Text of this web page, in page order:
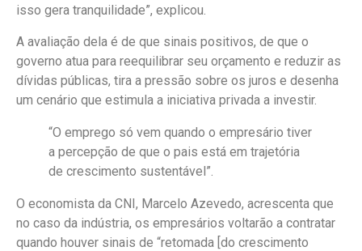
isso gera tranquilidade”, explicou.
A avaliação dela é de que sinais positivos, de que o
governo atua para reequilibrar seu orçamento e reduzir as
dívidas públicas, tira a pressão sobre os juros e desenha
um cenário que estimula a iniciativa privada a investir.
“O emprego só vem quando o empresário tiver
a percepção de que o pais está em trajetória
de crescimento sustentável”.
O economista da CNI, Marcelo Azevedo, acrescenta que
no caso da indústria, os empresários voltarão a contratar
quando houver sinais de “retomada [do crescimento